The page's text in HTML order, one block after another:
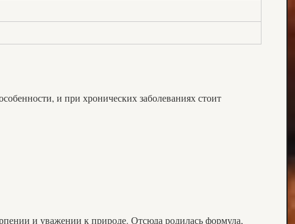
и при хронических заболеваниях стоит
и уважении к природе. Отсюда родилась формула,